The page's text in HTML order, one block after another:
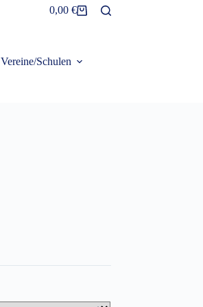
Warenkorb
0,00 €
Vereine/Schulen